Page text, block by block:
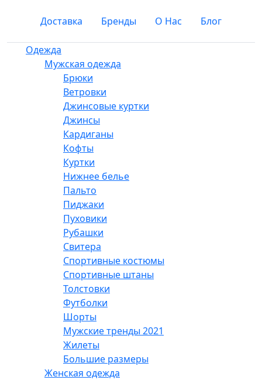
Доставка Бренды О Нас Блог
Одежда
Мужская одежда
Брюки
Ветровки
Джинсовые куртки
Джинсы
Кардиганы
Кофты
Куртки
Нижнее белье
Пальто
Пиджаки
Пуховики
Рубашки
Свитера
Спортивные костюмы
Спортивные штаны
Толстовки
Футболки
Шорты
Мужские тренды 2021
Жилеты
Большие размеры
Женская одежда